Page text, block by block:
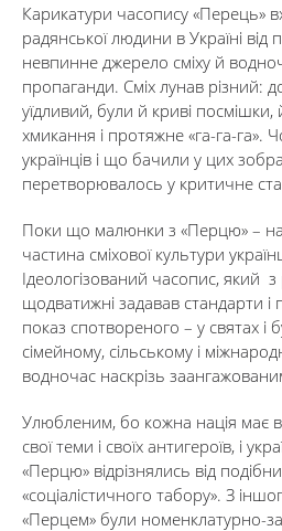
Карикатури часопису «Перець»
радянської людини в Україні від
невпинне джерело сміху й
пропаганди. Сміх лунав різний:
уїдливий, були й криві
хмикання і протяжне «га-га-га».
українців і що бачили у цих
перетворювалось у критичне
Поки що малюнки з «Перцю» –
частина сміхової культури
Ідеологізований часопис, який з
щодватижні задавав стандарти
показ спотвореного – у святах і
сімейному, сільському і
водночас наскрізь
Улюбленим, бо кожна нація має
свої теми і своїх антигероїв, і
«Перцю» відрізнялись від
«соціалістичного табору». З
«Перцем» були номенклатурно-